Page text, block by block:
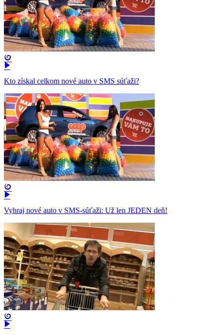
Kto získal celkom nové auto v SMS súťaži?
Vyhraj nové auto v SMS-súťaži: Už len JEDEN deň!